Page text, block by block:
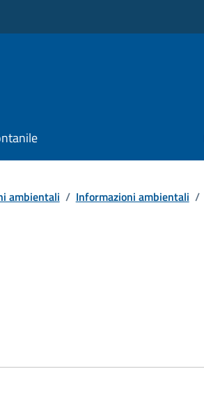
ambientali / Informazioni ambientali /